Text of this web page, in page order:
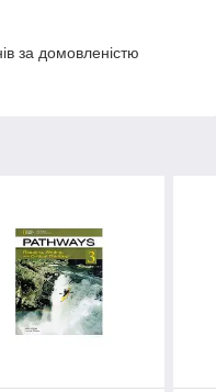
за домовленістю